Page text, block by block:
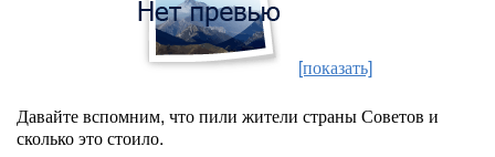
[показать]
Давайте вспомним, что пили жители страны Советов и
сколько это стоило.